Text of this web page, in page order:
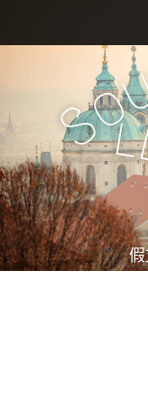
e
n
u
i
c
n
t
e
n
t
So
l